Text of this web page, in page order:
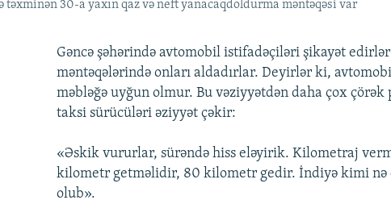
təxminən 30-a yaxın qaz və neft yanacaqdoldurma məntəqəsi var
Gəncə şəhərində avtomobil istifadəçiləri şikayət
məntəqələrində onları aldadırlar. Deyirlər ki,
məbləğə uyğun olmur. Bu vəziyyətdən daha çox çörək
taksi sürücüləri əziyyət çəkir:
«Əskik vururlar, sürəndə hiss eləyirik. Kilometraj
kilometr getməlidir, 80 kilometr gedir. İndiyə kimi nə
olub».